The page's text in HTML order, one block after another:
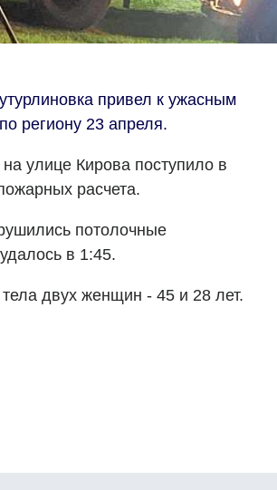
привел к ужасным
региону 23 апреля.
улице Кирова поступило в
расчета.
потолочные
в 1:45.
двух женщин - 45 и 28 лет.